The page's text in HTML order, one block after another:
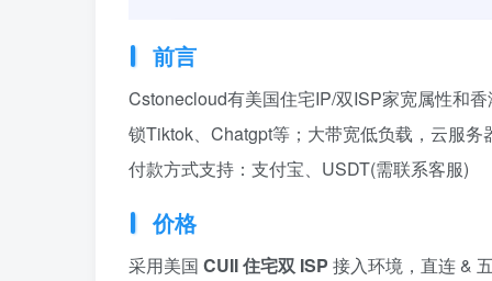
前言
Cstonecloud有美国住宅IP/双ISP家宽属性和
锁Tiktok、Chatgpt等；大带宽低负载，云服
付款方式支持：支付宝、USDT(需联系客服)
价格
采用美国 CUII 住宅双 ISP 接入环境，直连 &